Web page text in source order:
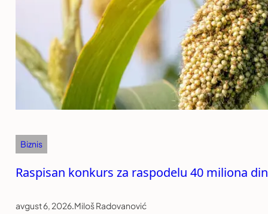
Biznis
Raspisan konkurs za raspodelu 40 miliona
avgust 6, 2026.Miloš Radovanović